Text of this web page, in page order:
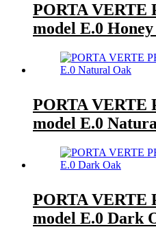
PORTA VERTE
model E.0
PORTA VERTE
model E.0
PORTA VERTE
model E.0 Dark